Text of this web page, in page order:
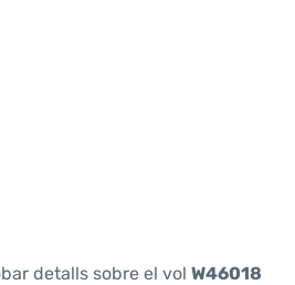
detalls sobre el vol W46018